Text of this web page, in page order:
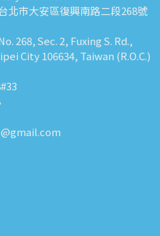
北市大安區復興南路二段268號
268, Sec. 2, Fuxing S. Rd.,
City 106634, Taiwan (R.O.C.)